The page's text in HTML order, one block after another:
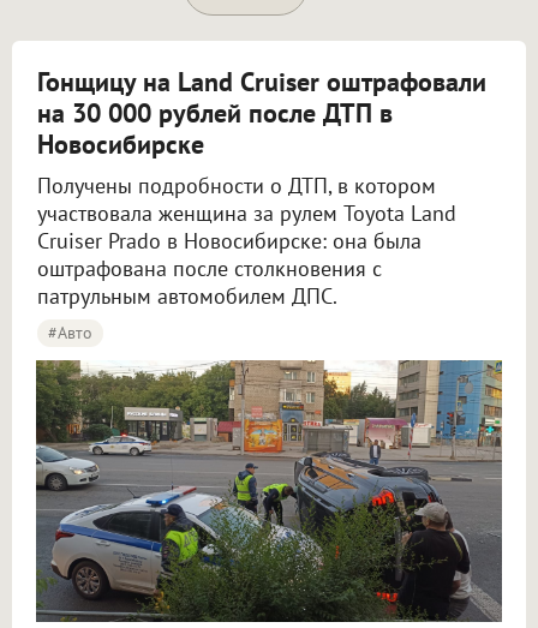
Гонщицу на Land Cruiser оштрафовали
на 30 000 рублей после ДТП в
Новосибирске
Получены подробности о ДТП, в котором
участвовала женщина за рулем Toyota Land
Cruiser Prado в Новосибирске: она была
оштрафована после столкновения с
патрульным автомобилем ДПС.
#Авто